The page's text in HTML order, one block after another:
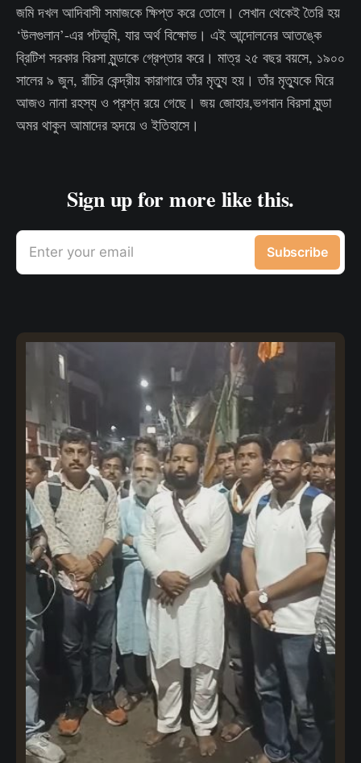
জমি দখল আদিবাসী সমাজকে ক্ষিপ্ত করে তোলে। সেখান থেকেই তৈরি হয়
‘উলগুলান’-এর পটভূমি, যার অর্থ বিক্ষোভ। এই আন্দোলনের আতঙ্কে
ব্রিটিশ সরকার বিরসা মুন্ডাকে গ্রেপ্তার করে। মাত্র ২৫ বছর বয়সে, ১৯০০
সালের ৯ জুন, রাঁচির কেন্দ্রীয় কারাগারে তাঁর মৃত্যু হয়। তাঁর মৃত্যুকে ঘিরে
আজও নানা রহস্য ও প্রশ্ন রয়ে গেছে। জয় জোহার,ভগবান বিরসা মুন্ডা
অমর থাকুন আমাদের হৃদয়ে ও ইতিহাসে।
Sign up for more like this.
Enter your email Subscribe